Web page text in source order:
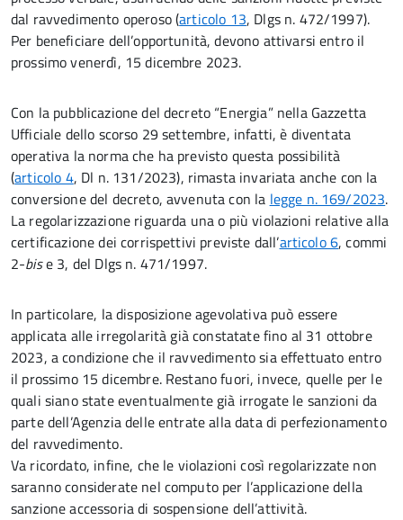
dal ravvedimento operoso (articolo 13, Dlgs n. 472/1997).
Per beneficiare dell’opportunità, devono attivarsi entro il
prossimo venerdì, 15 dicembre 2023.
Con la pubblicazione del decreto “Energia” nella Gazzetta
Ufficiale dello scorso 29 settembre, infatti, è diventata
operativa la norma che ha previsto questa possibilità
(articolo 4, Dl n. 131/2023), rimasta invariata anche con la
conversione del decreto, avvenuta con la legge n. 169/2023.
La regolarizzazione riguarda una o più violazioni relative alla
certificazione dei corrispettivi previste dall’articolo 6, commi
2-bise 3, del Dlgs n. 471/1997.
In particolare, la disposizione agevolativa può essere
applicata alle irregolarità già constatate fino al 31 ottobre
2023, a condizione che il ravvedimento sia effettuato entro
il prossimo 15 dicembre. Restano fuori, invece, quelle per le
quali siano state eventualmente già irrogate le sanzioni da
parte dell’Agenzia delle entrate alla data di perfezionamento
del ravvedimento.
Va ricordato, infine, che le violazioni così regolarizzate non
saranno considerate nel computo per l’applicazione della
sanzione accessoria di sospensione dell’attività.